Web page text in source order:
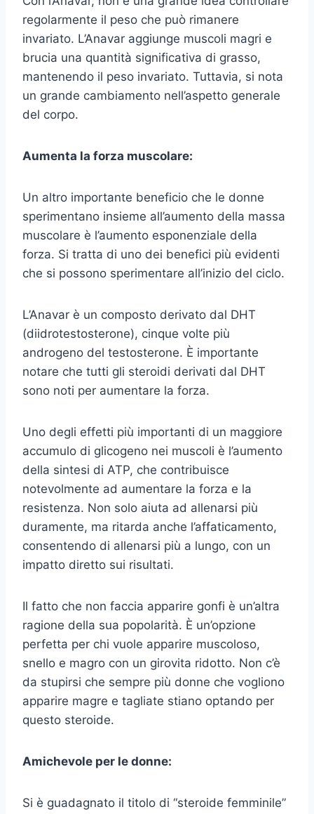
regolarmente il peso che può rimanere
invariato. L’Anavar aggiunge muscoli magri e
brucia una quantità significativa di grasso,
mantenendo il peso invariato. Tuttavia, si nota
un grande cambiamento nell’aspetto generale
del corpo.
Aumenta la forza muscolare:
Un altro importante beneficio che le donne
sperimentano insieme all’aumento della massa
muscolare è l’aumento esponenziale della
forza. Si tratta di uno dei benefici più evidenti
che si possono sperimentare all’inizio del ciclo.
L’Anavar è un composto derivato dal DHT
(diidrotestosterone), cinque volte più
androgeno del testosterone. È importante
notare che tutti gli steroidi derivati dal DHT
sono noti per aumentare la forza.
Uno degli effetti più importanti di un maggiore
accumulo di glicogeno nei muscoli è l’aumento
della sintesi di ATP, che contribuisce
notevolmente ad aumentare la forza e la
resistenza. Non solo aiuta ad allenarsi più
duramente, ma ritarda anche l’affaticamento,
consentendo di allenarsi più a lungo, con un
impatto diretto sui risultati.
Il fatto che non faccia apparire gonfi è un’altra
ragione della sua popolarità. È un’opzione
perfetta per chi vuole apparire muscoloso,
snello e magro con un girovita ridotto. Non c’è
da stupirsi che sempre più donne che vogliono
apparire magre e tagliate stiano optando per
questo steroide.
Amichevole per le donne:
Si è guadagnato il titolo di “steroide femminile”